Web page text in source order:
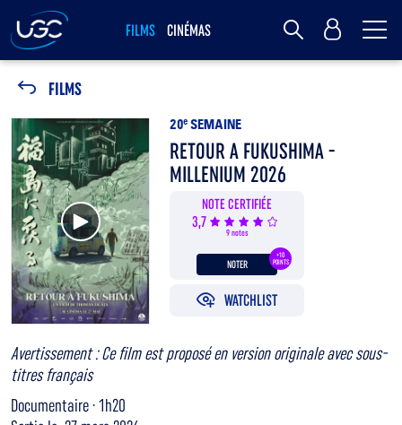
FILMS CINÉMAS MY UGC
FILMS
Voir la bande annonce
20e SEMAINE
RETOUR A FUKUSHIMA -
MILLENIUM 2026
NOTE CERTIFIÉE
3,7
9 notes
+10
POINTS
NOTER
WATCHLIST
Avertissement : Ce film est proposé en version originale avec sous-
titres français
Documentaire · 1h20